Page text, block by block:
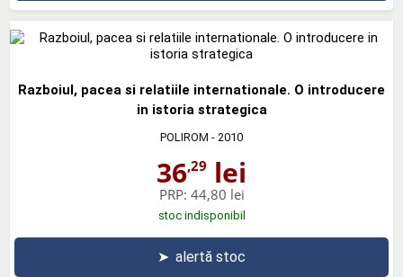
Razboiul, pacea si relatiile internationale. O introducere
in istoria strategica
POLIROM - 2010
36,29 lei
PRP: 44,80 lei
stoc indisponibil
➤ alertă stoc